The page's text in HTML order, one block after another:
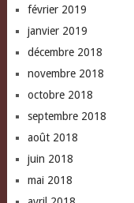
février 2019
janvier 2019
décembre 2018
novembre 2018
octobre 2018
septembre 2018
août 2018
juin 2018
mai 2018